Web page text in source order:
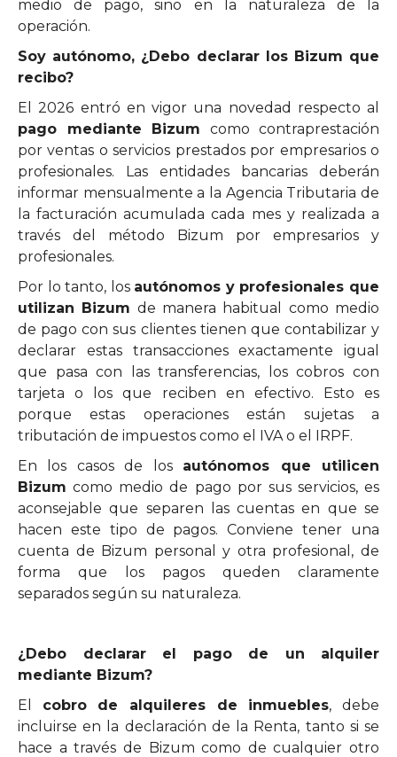
medio de pago, sino en la naturaleza de la
operación.
Soy autónomo, ¿Debo declarar los Bizum que
recibo?
El 2026 entró en vigor una novedad respecto al
pago mediante Bizum como contraprestación
por ventas o servicios prestados por empresarios o
profesionales. Las entidades bancarias deberán
informar mensualmente a la Agencia Tributaria de
la facturación acumulada cada mes y realizada a
través del método Bizum por empresarios y
profesionales.
Por lo tanto, los autónomos y profesionales que
utilizan Bizum de manera habitual como medio
de pago con sus clientes tienen que contabilizar y
declarar estas transacciones exactamente igual
que pasa con las transferencias, los cobros con
tarjeta o los que reciben en efectivo. Esto es
porque estas operaciones están sujetas a
tributación de impuestos como el IVA o el IRPF.
En los casos de los autónomos que utilicen
Bizum como medio de pago por sus servicios, es
aconsejable que separen las cuentas en que se
hacen este tipo de pagos. Conviene tener una
cuenta de Bizum personal y otra profesional, de
forma que los pagos queden claramente
separados según su naturaleza.
¿Debo declarar el pago de un alquiler
mediante Bizum?
El cobro de alquileres de inmuebles, debe
incluirse en la declaración de la Renta, tanto si se
hace a través de Bizum como de cualquier otro